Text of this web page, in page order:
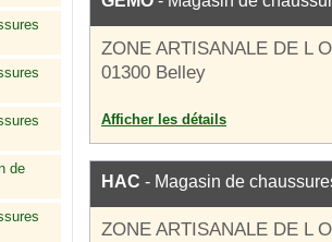
de
ZONE ARTISANALE DE L
01300 Belley
Afficher les détails
HAC - Magasin de
ZONE ARTISANALE DE L